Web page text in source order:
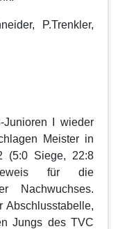
P.Trenkler,
Junioren I
wieder
Meister in
(5:0 Siege, 22:8
für die
Nachwuchses.
Abschlusstabelle,
Jungs des TVC